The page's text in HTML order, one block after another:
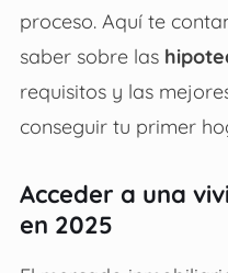
proceso. Aquí te
saber sobre las
requisitos y las
conseguir tu primer
Acceder a una
en 2025